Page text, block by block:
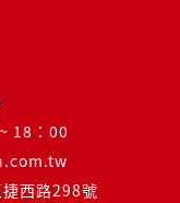
18：00
西路298號